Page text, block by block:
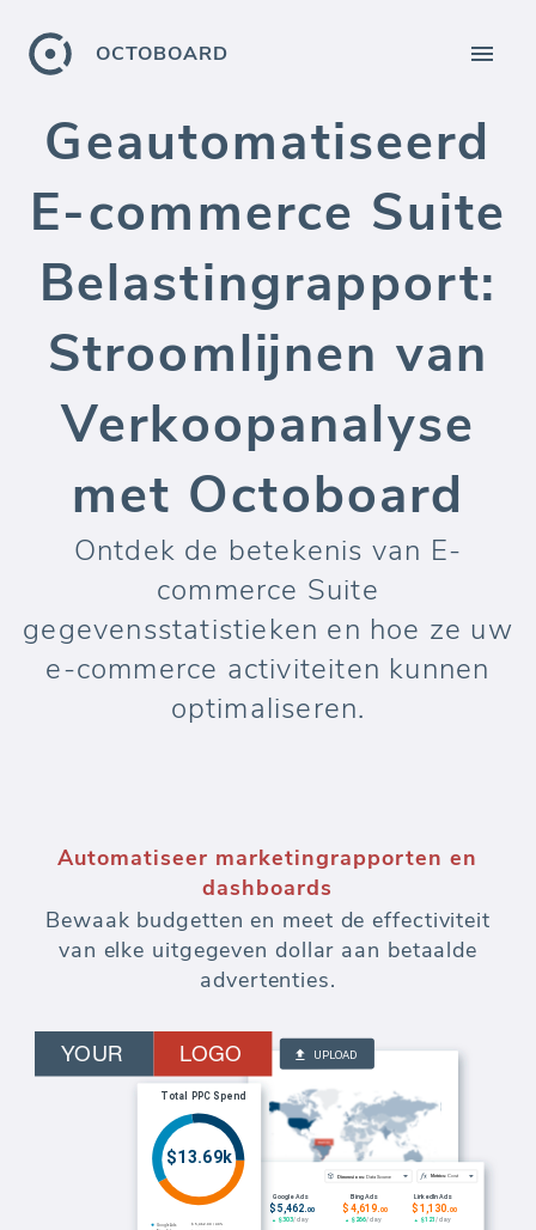
OCTOBOARD
Geautomatiseerd
E-commerce Suite
Belastingrapport:
Stroomlijnen van
Verkoopanalyse
met Octoboard
Ontdek de betekenis van E-
commerce Suite
gegevensstatistieken en hoe ze uw
e-commerce activiteiten kunnen
optimaliseren.
Automatiseer marketingrapporten en
dashboards
Bewaak budgetten en meet de effectiviteit
van elke uitgegeven dollar aan betaalde
advertenties.